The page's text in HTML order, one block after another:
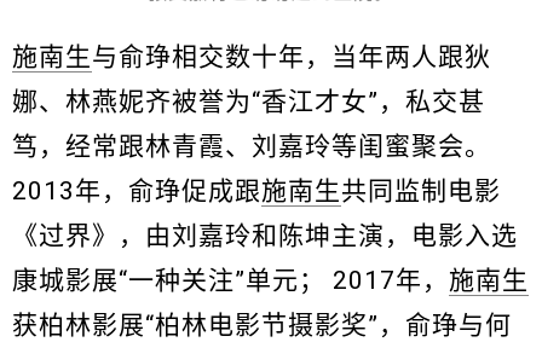
施南生与俞琤相交数十年，当年两人跟狄
娜、林燕妮齐被誉为“香江才女”，私交甚
笃，经常跟林青霞、刘嘉玲等闺蜜聚会。
2013年，俞琤促成跟施南生共同监制电影
《过界》，由刘嘉玲和陈坤主演，电影入选
康城影展“一种关注”单元； 2017年， 施南生
获柏林影展“柏林电影节摄影奖”，俞琤与何